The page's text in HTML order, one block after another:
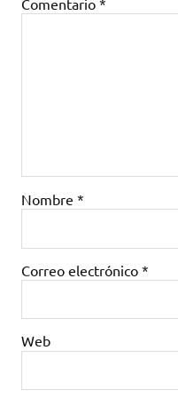
Nombre *
Correo electrónico *
Web